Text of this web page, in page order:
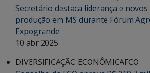
Secretário destaca liderança e novos
produção em MS durante Fórum
Expogrande
10 abr 2025
DIVERSIFICAÇÃO ECONÔMICAFCO